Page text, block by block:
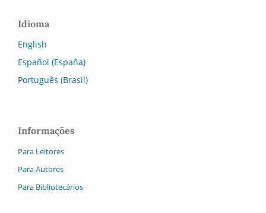
Idioma
English
Español (España)
Português (Brasil)
Informações
Para Leitores
Para Autores
Para Bibliotecários